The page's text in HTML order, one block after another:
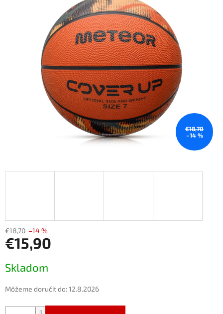
€18,70
–14 %
€18,70 –14 %
€15,90
cena:
Skladom
Môžeme doručiť do:12.8.2026